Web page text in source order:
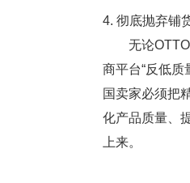
4. 彻底抛弃铺
无论OTTO
商平台“反低质
国卖家必须把
化产品质量、
上来。